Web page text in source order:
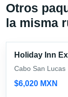
Otros
la misma
Holiday Inn
Cabo San Lucas
$6,020 MXN